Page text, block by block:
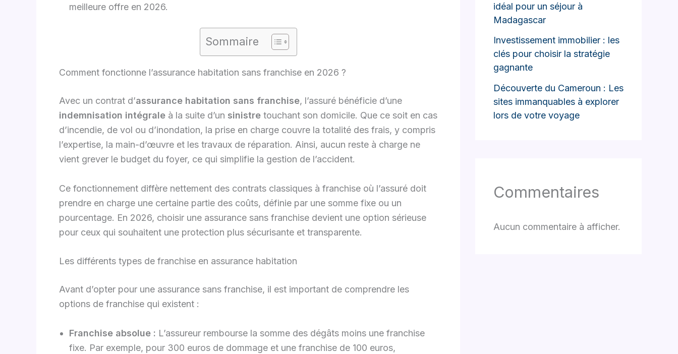
meilleure offre en 2026.
Sommaire
Comment fonctionne l’assurance habitation sans franchise en 2026 ?
Avec un contrat d’assurance habitation sans franchise, l’assuré bénéficie d’une
indemnisation intégrale à la suite d’un sinistre touchant son domicile. Que ce soit en cas
d’incendie, de vol ou d’inondation, la prise en charge couvre la totalité des frais, y compris
l’expertise, la main-d’œuvre et les travaux de réparation. Ainsi, aucun reste à charge ne
vient grever le budget du foyer, ce qui simplifie la gestion de l’accident.
Ce fonctionnement diffère nettement des contrats classiques à franchise où l’assuré doit
prendre en charge une certaine partie des coûts, définie par une somme fixe ou un
pourcentage. En 2026, choisir une assurance sans franchise devient une option sérieuse
pour ceux qui souhaitent une protection plus sécurisante et transparente.
Les différents types de franchise en assurance habitation
Avant d’opter pour une assurance sans franchise, il est important de comprendre les
options de franchise qui existent :
Franchise absolue : L’assureur rembourse la somme des dégâts moins une franchise
fixe. Par exemple, pour 300 euros de dommage et une franchise de 100 euros,
idéal pour un séjour à
Madagascar
Investissement immobilier : les
clés pour choisir la stratégie
gagnante
Découverte du Cameroun : Les
sites immanquables à explorer
lors de votre voyage
Commentaires
Aucun commentaire à afficher.